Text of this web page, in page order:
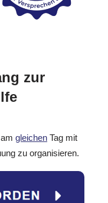
zur
gleichen Tag mit
zu organisieren.